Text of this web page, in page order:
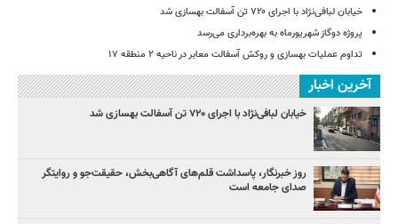
خیابان لبافی‌نژاد با اجرای ۷۲۰ تن آسفالت بهسازی شد
پروژه دوگاز شهریورماه به بهره‌برداری می‌رسد
تداوم عملیات بهسازی و روکش آسفالت معابر در ناحیه ۲ منطقه ۱۷
آخرین اخبار
خیابان لبافی‌نژاد با اجرای ۷۲۰ تن آسفالت بهسازی شد
روز خبرنگار، پاسداشت قلم‌های آگاهی‌بخش، حقیقت‌جو و روایتگر
صدای جامعه است